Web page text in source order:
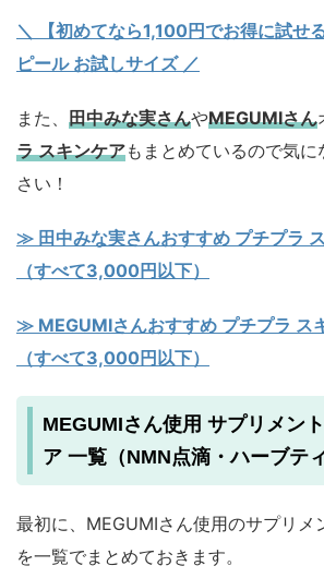
＼ 【初めてなら1,100円でお得に試せ
ピール お試しサイズ／
また、 田中みな実さんやMEGUMIさん
ラ スキンケアもまとめているので気
さい！
≫ 田中みな実さんおすすめ プチプラ
（すべて3,000円以下）
≫ MEGUMIさんおすすめ プチプラ ス
（すべて3,000円以下）
MEGUMIさん使用 サプリメン
ア 一覧（NMN点滴・ハーブテ
最初に、MEGUMIさん使用のサプリメ
を一覧でまとめておきます。